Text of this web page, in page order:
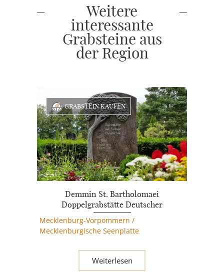
Weitere
interessante
Grabsteine aus
der Region
GRABSTEIN KAUFEN
Demmin St. Bartholomaei
Doppelgrabstätte Deutscher
Mecklenburg-Vorpommern /
Mecklenburgische Seenplatte
Weiterlesen